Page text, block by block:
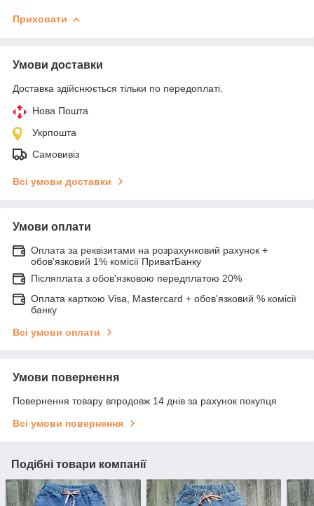
Приховати
Умови доставки
Доставка здійснюється тільки по передоплаті.
Нова Пошта
Укрпошта
Самовивіз
Всі умови доставки
Умови оплати
Оплата за реквізитами на розрахунковий рахунок +
обов'язковий 1% комісії ПриватБанку
Післяплата з обов'язковою передплатою 20%
Оплата карткою Visa, Mastercard + обов'язковий % комісії
банку
Всі умови оплати
Умови повернення
Повернення товару впродовж 14 днів за рахунок покупця
Всі умови повернення
Подібні товари компанії